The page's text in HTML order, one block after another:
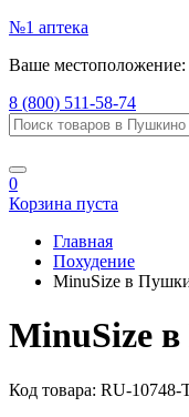
№1 аптека
Ваше местоположение:
8 (800) 511-58-74
0
Корзина пуста
Главная
Похудение
MinuSize в
MinuSize
Код товара: RU-10748-